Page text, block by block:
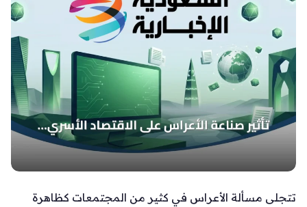
تتجلى مسألة الأعراس في كثير من المجتمعات كظاهرة